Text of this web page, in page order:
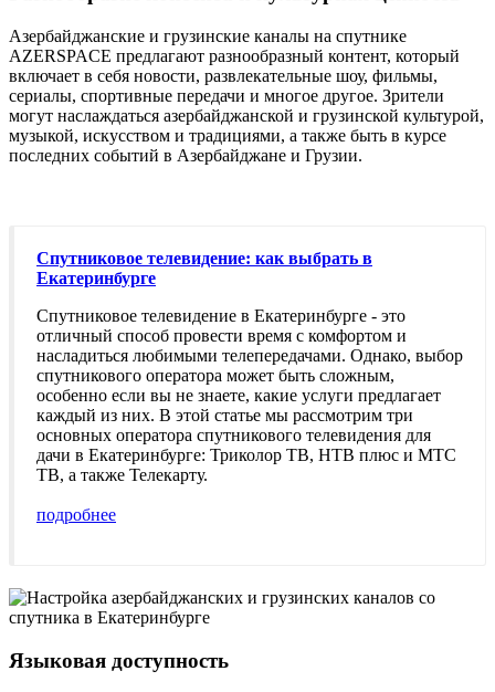
Азербайджанские и грузинские каналы на спутнике
AZERSPACE предлагают разнообразный контент, который
включает в себя новости, развлекательные шоу, фильмы,
сериалы, спортивные передачи и многое другое. Зрители
могут наслаждаться азербайджанской и грузинской культурой,
музыкой, искусством и традициями, а также быть в курсе
последних событий в Азербайджане и Грузии.
Спутниковое телевидение: как выбрать в
Екатеринбурге
Спутниковое телевидение в Екатеринбурге - это
отличный способ провести время с комфортом и
насладиться любимыми телепередачами. Однако, выбор
спутникового оператора может быть сложным,
особенно если вы не знаете, какие услуги предлагает
каждый из них. В этой статье мы рассмотрим три
основных оператора спутникового телевидения для
дачи в Екатеринбурге: Триколор ТВ, НТВ плюс и МТС
ТВ, а также Телекарту.
подробнее
Языковая доступность